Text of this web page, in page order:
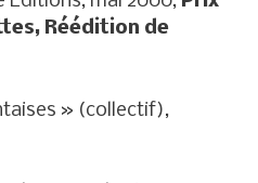
Réédition de
» (collectif),